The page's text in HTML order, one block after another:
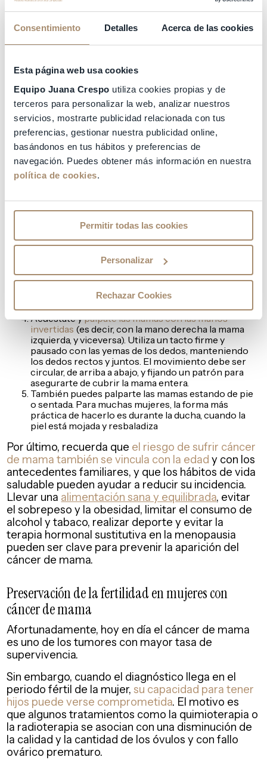
Consentimiento Detalles Acerca de las cookies
Esta página web usa cookies
Equipo Juana Crespo utiliza cookies propias y de
terceros para personalizar la web, analizar nuestros
servicios, mostrarte publicidad relacionada con tus
preferencias, gestionar nuestra publicidad online,
basándonos en tus hábitos y preferencias de
navegación. Puedes obtener más información en nuestra
política de cookies.
Permitir todas las cookies
Personalizar
Rechazar Cookies
Autoexploración de mamas en cinco sencillos
pasos
Los primeros signos de cáncer de mama pueden
dolorosa, o una secreción del pezón.
El cambio de tamaño,las irregularidades en el
contornode la mama, la baja movilidad de la
mama al levantar el brazo, la aparición de úlceras o
el hundimiento del pezón son otros síntomas que
pueden ponerte alerta.
Los pasos básicos que debes seguir para
autoexplorar tus mamas son:
Pontefrente al espejocon los hombros rectos y los
brazos junto a la cadera. Mírate las mamas para
detectar posibles alteraciones como formas
irregulares, deformaciones, inflamaciones o
Levanta los brazosy fíjate para observar estas
mismas alteraciones.
presiona ligeramente
y fíjate si sale algún tipo de líquido o
secreción de uno o ambos pezones.
Acuéstate ypálpate las mamas con las manos
invertidas (es decir, con la mano derecha la mama
izquierda, y viceversa). Utiliza un tacto firme y
pausado con las yemas de los dedos, manteniendo
los dedos rectos y juntos. El movimiento debe ser
circular, de arriba a abajo, y fijando un patrón para
asegurarte de cubrir la mama entera.
También puedes palparte las mamas estando de pie
o sentada. Para muchas mujeres, la forma más
práctica de hacerlo es durante la ducha, cuando la
piel está mojada y resbaladiza
Por último, recuerda que el riesgo de sufrir cáncer
de mama también se vincula con la edad y con los
antecedentes familiares, y que los hábitos de vida
saludable pueden ayudar a reducir su incidencia.
Llevar una alimentación sana y equilibrada, evitar
el sobrepeso y la obesidad, limitar el consumo de
alcohol y tabaco, realizar deporte y evitar la
terapia hormonal sustitutiva en la menopausia
pueden ser clave para prevenir la aparición del
cáncer de mama.
Preservación de la fertilidad en mujeres con
cáncer de mama
Afortunadamente, hoy en día el cáncer de mama
es uno de los tumores con mayor tasa de
supervivencia.
Sin embargo, cuando el diagnóstico llega en el
periodo fértil de la mujer,su capacidad para tener
hijos puede verse comprometida. El motivo es
que algunos tratamientos como la quimioterapia o
la radioterapia se asocian con una disminución de
la calidad y la cantidad de los óvulos y con fallo
ovárico prematuro.